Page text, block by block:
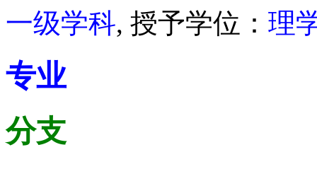
一级学科, 授予学位： 理
专业
分支